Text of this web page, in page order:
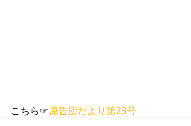
こちら☞原告団だより第23号